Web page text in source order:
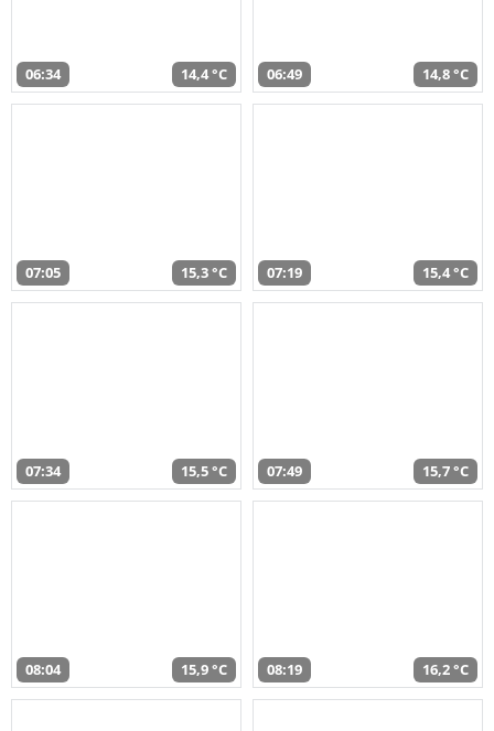
06:34 14,4 °C 06:49 14,8 °C
07:05 15,3 °C 07:19 15,4 °C
07:34 15,5 °C 07:49 15,7 °C
08:04 15,9 °C 08:19 16,2 °C